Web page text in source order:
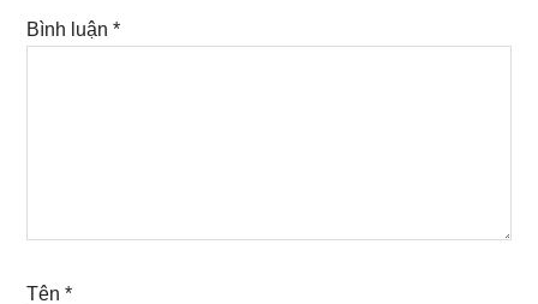
Bình luận*
Tên*